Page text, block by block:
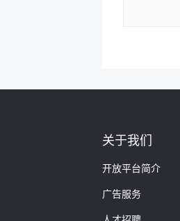
关于我们
开放平台简介
广告服务